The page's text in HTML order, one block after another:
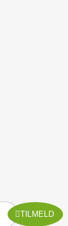
TILMELD